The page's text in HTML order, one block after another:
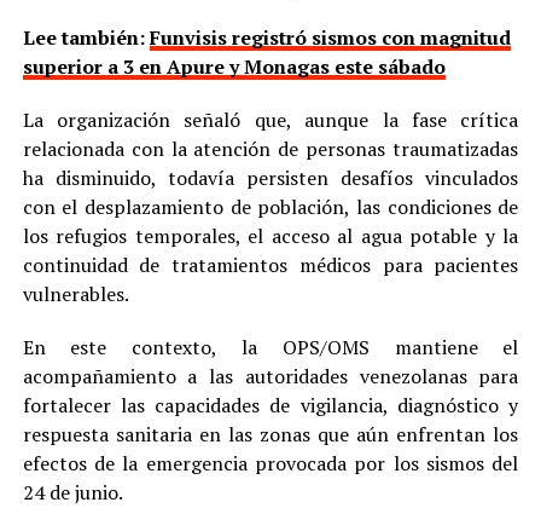
Lee también:Funvisis registró sismos con magnitud
superior a 3 en Apure y Monagas este sábado
La organización señaló que, aunque la fase crítica
relacionada con la atención de personas traumatizadas
ha disminuido, todavía persisten desafíos vinculados
con el desplazamiento de población, las condiciones de
los refugios temporales, el acceso al agua potable y la
continuidad de tratamientos médicos para pacientes
vulnerables.
En este contexto, la OPS/OMS mantiene el
acompañamiento a las autoridades venezolanas para
fortalecer las capacidades de vigilancia, diagnóstico y
respuesta sanitaria en las zonas que aún enfrentan los
efectos de la emergencia provocada por los sismos del
24 de junio.